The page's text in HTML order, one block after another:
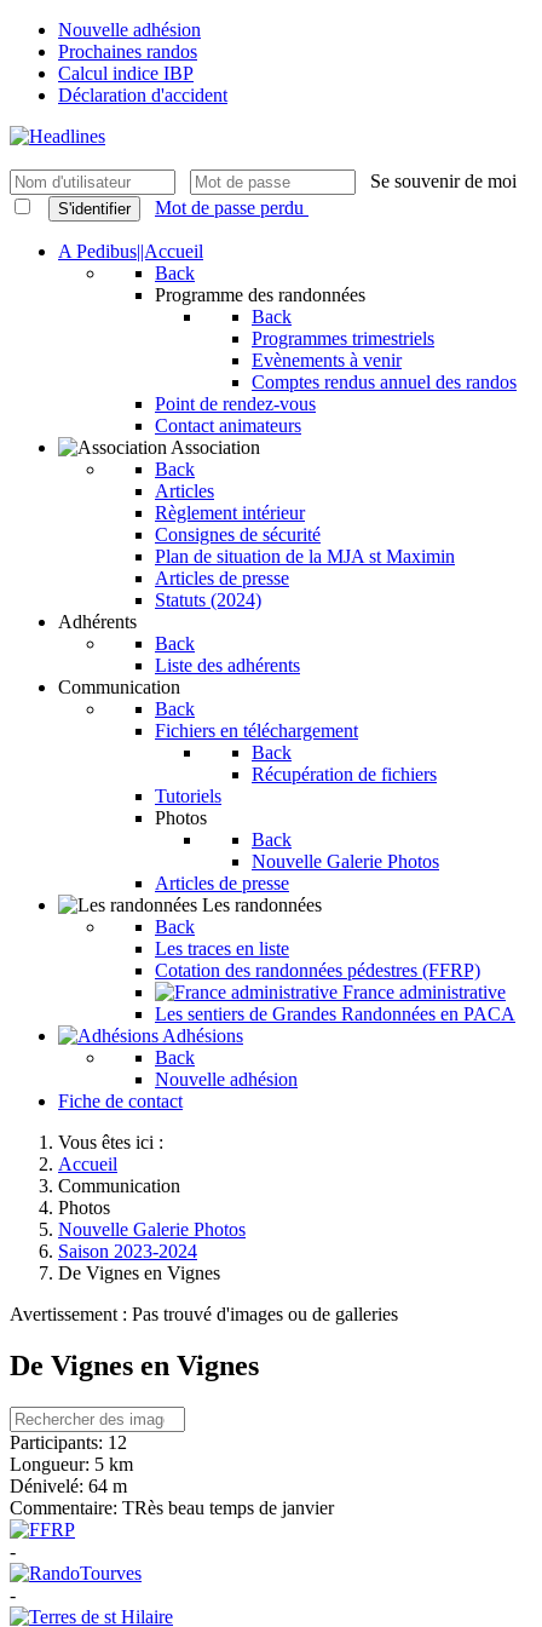
Nouvelle adhésion
Prochaines randos
Calcul indice IBP
Déclaration d'accident
Se souvenir de moi
S'identifier Mot de passe perdu
A Pedibus||Accueil
Back
Programme des randonnées
Back
Programmes trimestriels
Evènements à venir
Comptes rendus annuel des randos
Point de rendez-vous
Contact animateurs
Association
Back
Articles
Règlement intérieur
Consignes de sécurité
Plan de situation de la MJA st Maximin
Articles de presse
Statuts (2024)
Adhérents
Back
Liste des adhérents
Communication
Back
Fichiers en téléchargement
Back
Récupération de fichiers
Tutoriels
Photos
Back
Nouvelle Galerie Photos
Articles de presse
Les randonnées
Back
Les traces en liste
Cotation des randonnées pédestres (FFRP)
France administrative
Les sentiers de Grandes Randonnées en PACA
Adhésions
Back
Nouvelle adhésion
Fiche de contact
Vous êtes ici :
Accueil
Communication
Photos
Nouvelle Galerie Photos
Saison 2023-2024
De Vignes en Vignes
Avertissement : Pas trouvé d'images ou de galleries
De Vignes en Vignes
Participants: 12
Longueur: 5 km
Dénivelé: 64 m
Commentaire: TRès beau temps de janvier
-
-